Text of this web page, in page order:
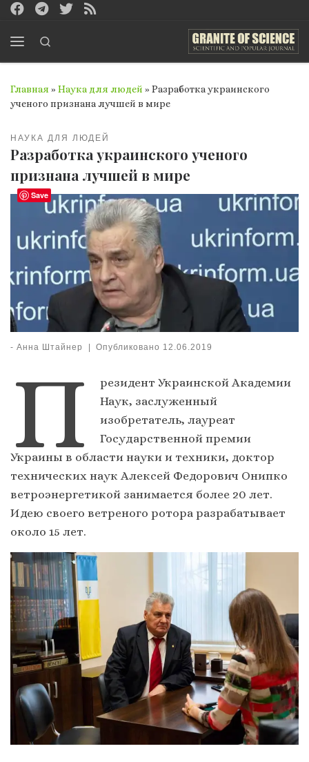
Перейти к содержимому
Главная » Наука для людей » Разработка украинского
ученого признана лучшей в мире
НАУКА ДЛЯ ЛЮДЕЙ
Разработка украинского ученого
признана лучшей в мире
- Анна Штайнер | Опубликовано 12.06.2019
П
резидент Украинской Академии
Наук, заслуженный
изобретатель, лауреат
Государственной премии
Украины в области науки и техники, доктор
технических наук Алексей Федорович Онипко
ветроэнергетикой занимается более 20 лет.
Идею своего ветреного ротора разрабатывает
около 15 лет.
Save